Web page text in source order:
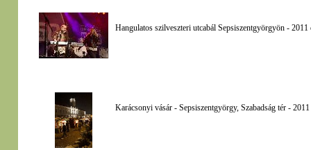
Hangulatos szilveszteri utcabál Sepsiszentgyörgyön -
Karácsonyi vásár - Sepsiszentgyörgy, Szabadság tér -